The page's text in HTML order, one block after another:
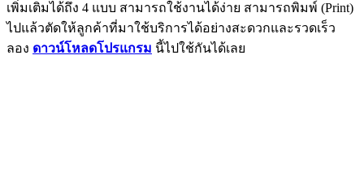
เพิ่มเติมได้ถึง 4 แบบ สามารถใช้งานได้ง่าย สามารถพิมพ์ (Print)
ไปแล้วตัดให้ลูกค้าที่มาใช้บริการได้อย่างสะดวกและรวดเร็ว
ลอง ดาวน์โหลดโปรแกรม นี้ไปใช้กันได้เลย